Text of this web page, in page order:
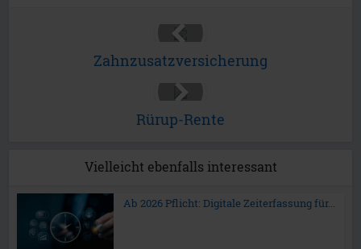
Zahnzusatzversicherung
Rürup-Rente
Vielleicht ebenfalls interessant
Ab 2026 Pflicht: Digitale Zeiterfassung für...